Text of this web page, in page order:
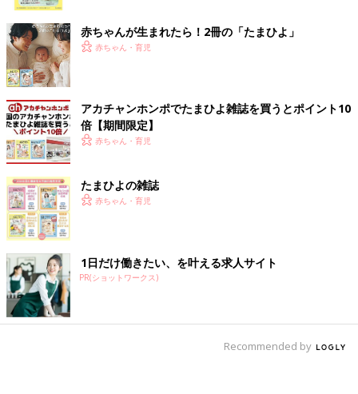
ハロウィンスペシャル特典
ハロウィンの仮装をしてたまひよブースに来てくださった方には
プチギフトをプレゼント！
スタッフに合言葉を伝えてね♪
赤ちゃんが生まれたら！2冊の「たまひよ」
赤ちゃん・育児
アカチャンホンポでたまひよ雑誌を買うとポイント10
倍【期間限定】
赤ちゃん・育児
たまひよの雑誌
赤ちゃん・育児
1日だけ働きたい、を叶える求人サイト
PR(ショットワークス)
Recommended by